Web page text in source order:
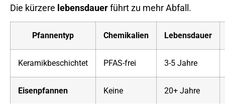
Die kürzere lebensdauerführt zu mehr Abfall.
Pfannentyp Chemikalien Lebensdauer
Keramikbeschichtet PFAS-frei 3-5 Jahre
Eisenpfannen Keine 20+ Jahre